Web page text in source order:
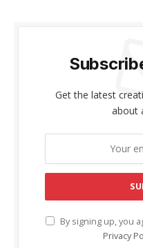
Get the latest
about
By signing up, you
Privacy